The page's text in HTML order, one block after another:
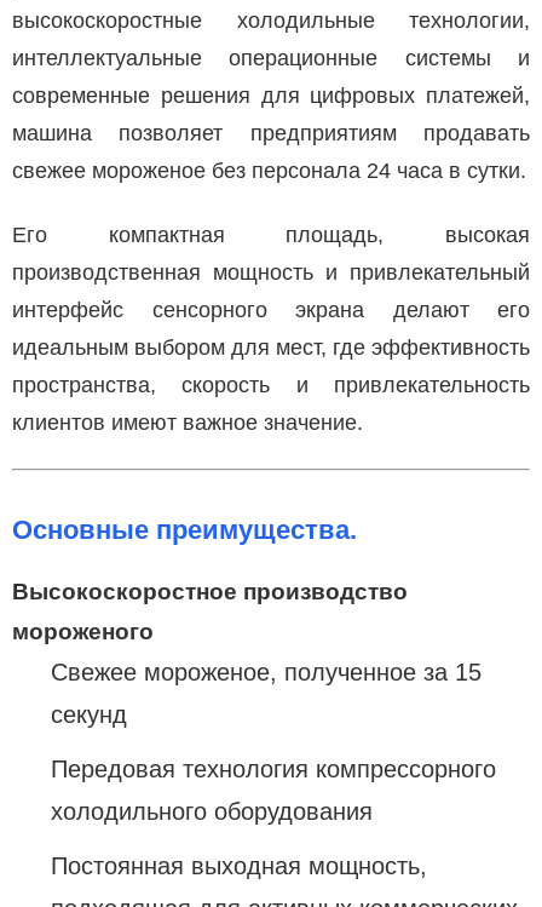
высокоскоростные холодильные технологии,
интеллектуальные операционные системы и
современные решения для цифровых платежей,
машина позволяет предприятиям продавать
свежее мороженое без персонала 24 часа в сутки.
Его компактная площадь, высокая
производственная мощность и привлекательный
интерфейс сенсорного экрана делают его
идеальным выбором для мест, где эффективность
пространства, скорость и привлекательность
клиентов имеют важное значение.
Основные преимущества.
Высокоскоростное производство
мороженого
Свежее мороженое, полученное за 15
секунд
Передовая технология компрессорного
холодильного оборудования
Постоянная выходная мощность,